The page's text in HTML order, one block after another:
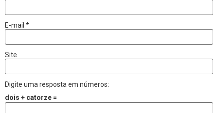
E-mail *
Site
Digite uma resposta em números:
dois + catorze =